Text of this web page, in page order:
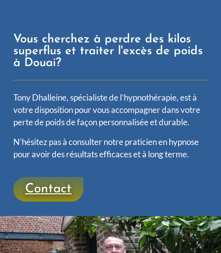
Vous cherchez à perdre des kilos
superflus et traiter l'excès de poids
à Douai?
Tony Dhalleine, spécialiste de l’hypnothérapie, est à
votre disposition pour vous accompagner dans votre
perte de poids de façon personnalisée et durable.
N’hésitez pas à consulter notre praticien en hypnose
pour avoir des résultats efficaces et à long terme.
Contact